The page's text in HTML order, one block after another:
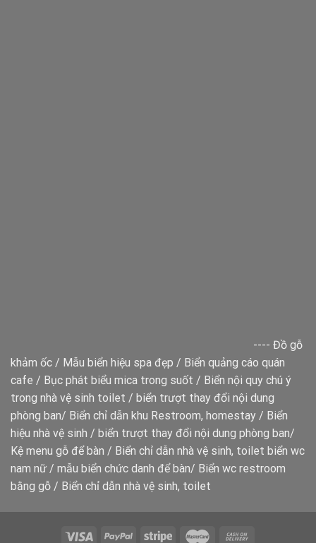
---- Đồ gỗ
khảm ốc / Mẫu biển hiệu spa đẹp / Biển quảng cáo quán
cafe / Bục phát biểu mica trong suốt / Biển nội quy chú ý
trong nhà vệ sinh toilet / biển trượt thay đổi nội dung
phòng ban/ Biển chỉ dẫn khu Restroom, homestay / Biển
hiệu nhà vệ sinh / biển trượt thay đổi nội dung phòng ban/
Kệ menu gỗ để bàn / Biển chỉ dẫn nhà vệ sinh, toilet biển wc
nam nữ / mẫu biển chức danh để bàn/ Biển wc restroom
bằng gỗ / Biển chỉ dẫn nhà vệ sinh, toilet